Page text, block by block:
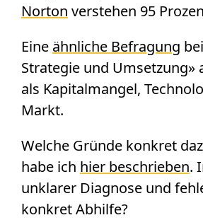
Norton verstehen 95
Eine ähnliche Befragung
Strategie und
als Kapitalmangel,
Markt.
Welche Gründe konkret
habe ich hier beschrieben.
unklarer Diagnose und
konkret Abhilfe?